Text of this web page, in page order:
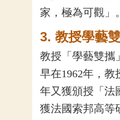
家，極為可觀」
3. 教授
教授「學藝雙攜
早在1962年，
年又獲頒授「法
獲法國索邦高等